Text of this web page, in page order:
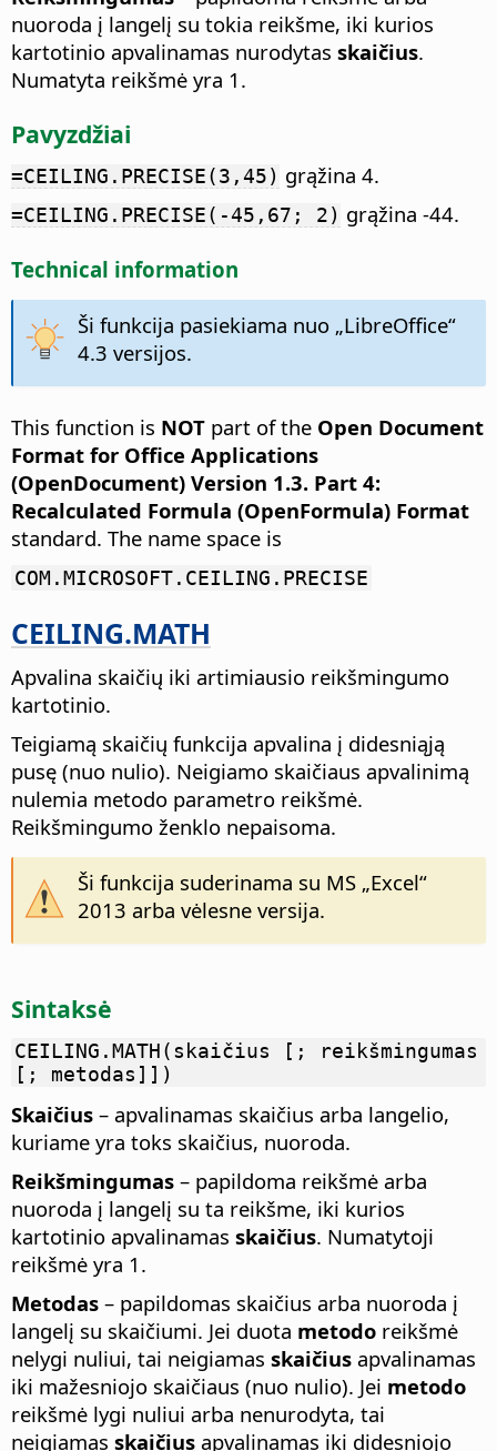
nuoroda į langelį su tokia reikšme, iki kurios
kartotinio apvalinamas nurodytas skaičius.
Numatyta reikšmė yra 1.
Pavyzdžiai
=CEILING.PRECISE(3,45) grąžina 4.
=CEILING.PRECISE(-45,67; 2) grąžina -44.
Technical information
Ši funkcija pasiekiama nuo „LibreOffice“
4.3 versijos.
This function is NOT part of the Open Document
Format for Office Applications
(OpenDocument) Version 1.3. Part 4:
Recalculated Formula (OpenFormula) Format
standard. The name space is
COM.MICROSOFT.CEILING.PRECISE
CEILING.MATH
Apvalina skaičių iki artimiausio reikšmingumo
kartotinio.
Teigiamą skaičių funkcija apvalina į didesniąją
pusę (nuo nulio). Neigiamo skaičiaus apvalinimą
nulemia metodo parametro reikšmė.
Reikšmingumo ženklo nepaisoma.
Ši funkcija suderinama su MS „Excel“
2013 arba vėlesne versija.
Sintaksė
CEILING.MATH(skaičius [; reikšmingumas
[; metodas]])
Skaičius – apvalinamas skaičius arba langelio,
kuriame yra toks skaičius, nuoroda.
Reikšmingumas – papildoma reikšmė arba
nuoroda į langelį su ta reikšme, iki kurios
kartotinio apvalinamas skaičius. Numatytoji
reikšmė yra 1.
Metodas – papildomas skaičius arba nuoroda į
langelį su skaičiumi. Jei duota metodo reikšmė
nelygi nuliui, tai neigiamas skaičius apvalinamas
iki mažesniojo skaičiaus (nuo nulio). Jei metodo
reikšmė lygi nuliui arba nenurodyta, tai
neigiamas skaičius apvalinamas iki didesniojo